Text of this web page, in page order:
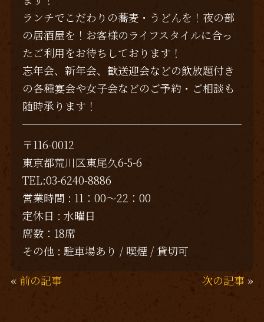
ランチでこだわりの蕎麦・うどんを！夜の部
の居酒屋を！お客様のライフスタイルに合っ
たご利用をお待ちしております！
忘年会、新年会、歓送迎会などの飲放題付き
の各種宴会や女子会などのご予約・ご相談も
随時承ります！
〒116-0012
東京都荒川区東尾久6-5-6
TEL:03-6240-8886
営業時間 : 11：00～22：00
定休日 : 水曜日
席数：18席
その他 : 駐車場あり / 喫煙 / 貸切可
«前の記事 次の記事 »